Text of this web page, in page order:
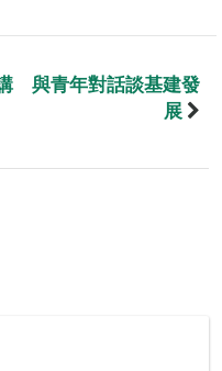
與青年對話談基建發
展